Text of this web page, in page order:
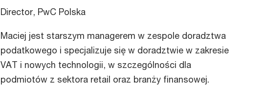
Director, PwC Polska
Maciej jest starszym managerem w zespole doradztwa
podatkowego i specjalizuje się w doradztwie w zakresie
VAT i nowych technologii, w szczególności dla
podmiotów z sektora retail oraz branży finansowej.